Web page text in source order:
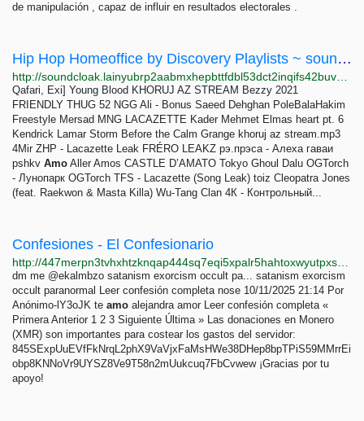
de manipulación , capaz de influir en resultados electorales .
Hip Hop Homeoffice by Discovery Playlists ~ soundcloak
Qafari, Exi] Young Blood KHORUJ AZ STREAM Bezzy 2021
FRIENDLY THUG 52 NGG Ali - Bonus Saeed Dehghan PoleBalaHakim
Freestyle Mersad MNG LACAZETTE Kader Mehmet Elmas heart pt. 6
Kendrick Lamar Storm Before the Calm Grange khoruj az stream.mp3
4Mir ZHP - Lacazette Leak FRÉRO LEAKZ рэ.прэса - Алеха гаваи
pshkv Amo Aller Amos CASTLE D’AMATO Tokyo Ghoul Dalu OGTorch
- Лунопарк OGTorch TFS - Lacazette (Song Leak) toiz Cleopatra Jones
(feat. Raekwon & Masta Killa) Wu-Tang Clan 4К - Контрольный...
Confesiones - El Confesionario
dm me @ekalmbzo satanism exorcism occult pa... satanism exorcism
occult paranormal Leer confesión completa nose 10/11/2025 21:14 Por
Anónimo-lY3oJK te amo alejandra amor Leer confesión completa «
Primera Anterior 1 2 3 Siguiente Última » Las donaciones en Monero
(XMR) son importantes para costear los gastos del servidor:
845SExpUuEVfFkNrqL2phX9VaVjxFaMsHWe38DHep8bpTPiS59MMrrEi
obp8KNNoVr9UYSZ8Ve9T58n2mUukcuq7FbCvwew ¡Gracias por tu
apoyo!